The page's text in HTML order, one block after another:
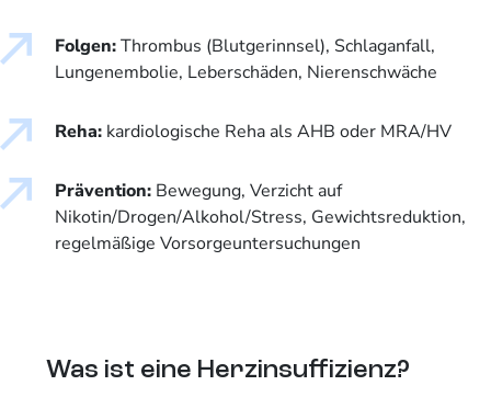
Folgen:Thrombus (Blutgerinnsel), Schlaganfall,
Lungenembolie, Leberschäden, Nierenschwäche
Reha: kardiologische Reha als AHB oder MRA/HV
Prävention: Bewegung, Verzicht auf
Nikotin/Drogen/Alkohol/Stress, Gewichtsreduktion,
regelmäßige Vorsorgeuntersuchungen
Was ist eine Herzinsuffizienz?